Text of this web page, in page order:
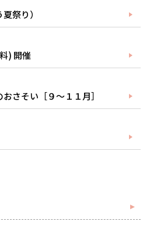
祭り）
) 開催
さそい［９～１１月］